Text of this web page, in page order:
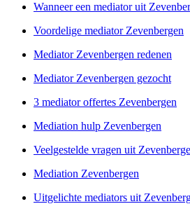
Wanneer een mediator uit
Voordelige mediator Zevenbergen
Mediator Zevenbergen redenen
Mediator Zevenbergen gezocht
3 mediator offertes Zevenbergen
Mediation hulp Zevenbergen
Veelgestelde vragen uit
Mediation Zevenbergen
Uitgelichte mediators uit